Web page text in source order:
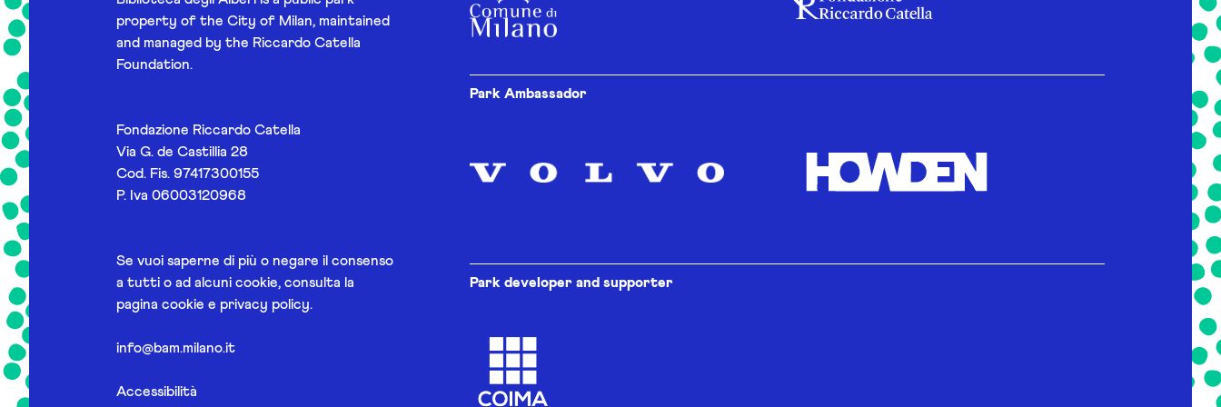
property of the City of Milan, maintained
and managed by the Riccardo Catella
Foundation.
Fondazione Riccardo Catella
Via G. de Castillia 28
Cod. Fis. 97417300155
P. Iva 06003120968
Se vuoi saperne di più o negare il consenso
a tutti o ad alcuni cookie, consulta la
pagina cookie e privacy policy.
info@bam.milano.it
Accessibilità
Park Ambassador
Park developer and supporter